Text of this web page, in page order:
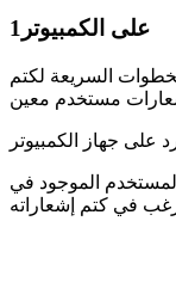
1 على الكمبيوتر
السريعة لكتم
الموجود في